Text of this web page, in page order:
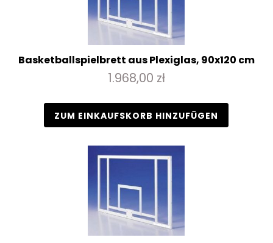
Basketballspielbrett aus Plexiglas, 90x120 cm
1.968,00 zł
ZUM EINKAUFSKORB HINZUFÜGEN